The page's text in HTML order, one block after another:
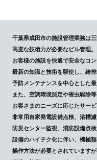
千葉県成田市の施設管理業務は
高度な技術力が必要なビル管理。
お客様の施設を快適で安全なコ
最新の知識と技術を駆使し、給
予防メンテナンスを中心とした
また、空調環境測定や害虫駆除等
お客さまのニーズに応じたサー
非常用自家発電設備点検、浴槽
防災センター監視、消防設備点
設備のハイテク化に伴い、機械
操作方法が必要とされていますが